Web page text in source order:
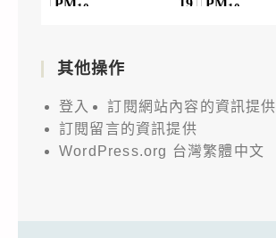
其他操作
登入
訂閱網站內容的資訊提供
訂閱留言的資訊提供
WordPress.org 台灣繁體中文